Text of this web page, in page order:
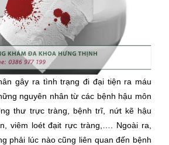
gây ra tình trạng đi đại tiện ra máu
nguyên nhân từ các bệnh hậu môn
thư trực tràng, bệnh trĩ, nứt kẽ hậu
viêm loét đạit rực tràng,…. Ngoài ra,
phải lúc nào cũng liên quan đến bệnh